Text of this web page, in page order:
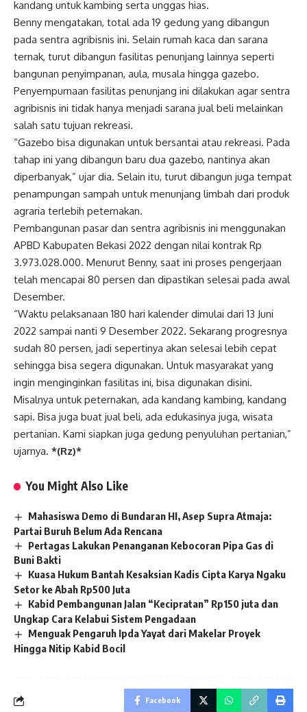
kandang untuk kambing serta unggas hias.
Benny mengatakan, total ada 19 gedung yang dibangun
pada sentra agribisnis ini. Selain rumah kaca dan sarana
ternak, turut dibangun fasilitas penunjang lainnya seperti
bangunan penyimpanan, aula, musala hingga gazebo.
Penyempurnaan fasilitas penunjang ini dilakukan agar sentra
agribisnis ini tidak hanya menjadi sarana jual beli melainkan
salah satu tujuan rekreasi.
“Gazebo bisa digunakan untuk bersantai atau rekreasi. Pada
tahap ini yang dibangun baru dua gazebo, nantinya akan
diperbanyak,” ujar dia. Selain itu, turut dibangun juga tempat
penampungan sampah untuk menunjang limbah dari produk
agraria terlebih peternakan.
Pembangunan pasar dan sentra agribisnis ini menggunakan
APBD Kabupaten Bekasi 2022 dengan nilai kontrak Rp
3.973.028.000. Menurut Benny, saat ini proses pengerjaan
telah mencapai 80 persen dan dipastikan selesai pada awal
Desember.
“Waktu pelaksanaan 180 hari kalender dimulai dari 13 Juni
2022 sampai nanti 9 Desember 2022. Sekarang progresnya
sudah 80 persen, jadi sepertinya akan selesai lebih cepat
sehingga bisa segera digunakan. Untuk masyarakat yang
ingin menginginkan fasilitas ini, bisa digunakan disini.
Misalnya untuk peternakan, ada kandang kambing, kandang
sapi. Bisa juga buat jual beli, ada edukasinya juga, wisata
pertanian. Kami siapkan juga gedung penyuluhan pertanian,”
ujarnya. *(Rz)*
You Might Also Like
Mahasiswa Demo di Bundaran HI, Asep Supra Atmaja:
Partai Buruh Belum Ada Rencana
Pertagas Lakukan Penanganan Kebocoran Pipa Gas di
Buni Bakti
Kuasa Hukum Bantah Kesaksian Kadis Cipta Karya Ngaku
Setor ke Abah Rp500 Juta
Kabid Pembangunan Jalan “Kecipratan” Rp150 juta dan
Ungkap Cara Kelabui Sistem Pengadaan
Menguak Pengaruh Ipda Yayat dari Makelar Proyek
Hingga Nitip Kabid Bocil
Facebook